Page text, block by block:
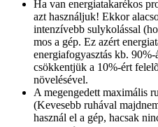
Ha van energiatakarékos
azt használjuk! Ekkor
intenzívebb sulykolással
mos a gép. Ez azért
energiafogyasztás kb.
csökkentjük a 10%-ért
növelésével.
A megengedett maximális
(Kevesebb ruhával
használ el a gép, hacsak